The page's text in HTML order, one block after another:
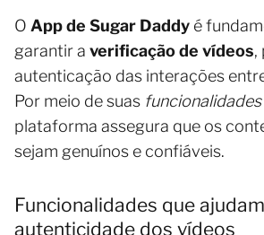
O App de Sugar Daddy é
garantir a verificação de vídeos,
autenticação das interações
Por meio de suas
plataforma assegura que os
sejam genuínos e confiáveis.
Funcionalidades que
autenticidade dos vídeos